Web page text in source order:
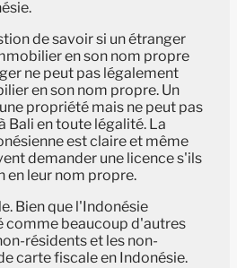
de savoir si un étranger
en son nom propre
ne peut pas légalement
en son nom propre. Un
propriété mais ne peut pas
Bali en toute légalité. La
est claire et même
demander une licence s'ils
en leur nom propre.
Bien que l'Indonésie
comme beaucoup d'autres
résidents et les non-
carte fiscale en Indonésie.